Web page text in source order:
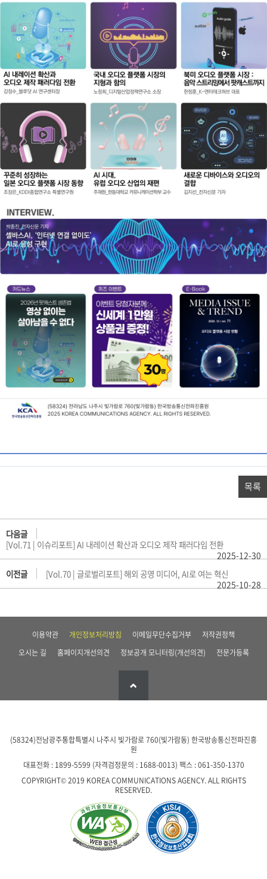
목록
다음글
[Vol.71 | 이슈리포트] AI 내레이션 확산과 오디오 제작 패러다임 전환
2025-12-30
이전글
[Vol.70 | 글로벌리포트] 해외 공영 미디어, AI로 여는 혁신
2025-10-28
이용약관 개인정보처리방침 이메일무단수집거부
저작권정책
오시는 길
홈페이지개선의견 정보공개 모니터링(개선의견) 전문가등록
(58324)전남광주통합특별시 나주시 빛가람로 760(빛가람동) 한국방송통신전파진흥
원
대표전화 : 1899-5599 (자격검정문의 : 1688-0013) 팩스 : 061-350-1370
COPYRIGHT© 2019 KOREA COMMUNICATIONS AGENCY. ALL RIGHTS
RESERVED.